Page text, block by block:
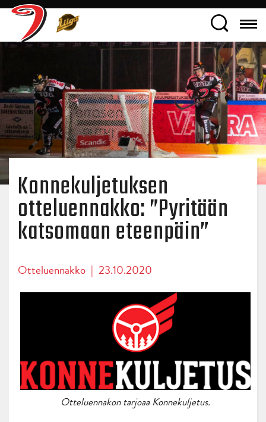
Konnekuljetuksen
otteluennakko: ”Pyritään
katsomaan eteenpäin”
Otteluennakko | 23.10.2020
Otteluennakon tarjoaa Konnekuljetus.